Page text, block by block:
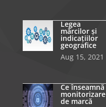
Legea
mărcilor și
indicațiilor
geografice
Aug 15, 2021
Ce înseamnă
monitorizare
de marcă